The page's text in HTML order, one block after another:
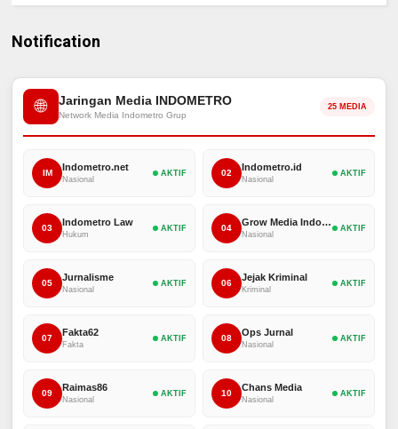
Notification
🌐 Jaringan Media INDOMETRO
Network Media Indometro Grup
25 MEDIA
IM
Indometro.net
Nasional
AKTIF 02
Indometro.id
Nasional
AKTIF
03
Indometro Law
Hukum
AKTIF 04
Grow Media Indonesia
Nasional
AKTIF
05
Jurnalisme
Nasional
AKTIF 06
Jejak Kriminal
Kriminal
AKTIF
07
Fakta62
Fakta
AKTIF 08
Ops Jurnal
Nasional
AKTIF
09
Raimas86
Nasional
AKTIF 10
Chans Media
Nasional
AKTIF